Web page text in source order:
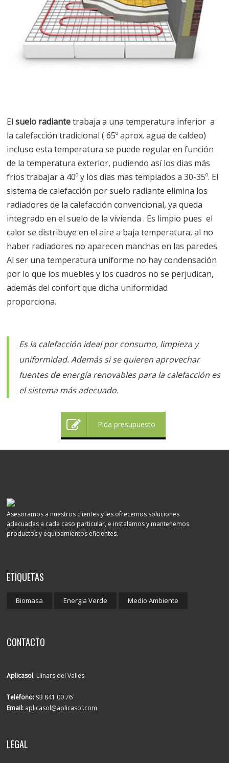
Elsuelo radiantetrabaja a una temperatura inferior a
la calefacción tradicional ( 65º aprox. agua de caldeo)
incluso esta temperatura se puede regular en función
de la temperatura exterior, pudiendo así los dias más
frios trabajar a 40º y los dias mas templados a 30-35º. El
sistema de calefacción por suelo radiante elimina los
radiadores de la calefacción convencional, ya queda
integrado en el suelo de la vivienda . Es limpio pues el
calor se distribuye en el aire a baja temperatura, al no
haber radiadores no aparecen manchas en las paredes.
Al ser una temperatura uniforme no hay condensación
por lo que los muebles y los cuadros no se perjudican,
además del confort que dicha uniformidad
proporciona.
Es la calefacción ideal por consumo, limpieza y
uniformidad. Además si se quieren aprovechar
fuentes de energía renovables para la calefacción es
el sistema más adecuado.
Pida presupuesto
Asesoramos a nuestros clientes y les ofrecemos soluciones
adecuadas a cada caso particular, e instalamos y mantenemos
productos y equipamientos eficientes.
ETIQUETAS
Biomasa Energia Verde Medio Ambiente
CONTACTO
Aplicasol, Llinars del Valles
Teléfono: 93 841 00 76
Email: aplicasol@aplicasol.com
LEGAL